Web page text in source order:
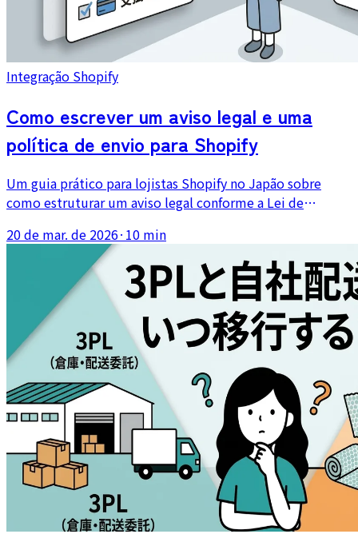
Integração Shopify
Como escrever um aviso legal e uma
política de envio para Shopify
Um guia prático para lojistas Shopify no Japão sobre
como estruturar um aviso legal conforme a Lei de
de envio clara que reduza confusões.
20 de mar. de 2026· 10 min